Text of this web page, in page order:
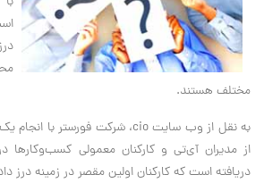
مختلف هستند.
از مدیران آی‌تی و کارکنان معمولی کسب‌وکار‌ها
دریافته است که کارکنان اولین مقصر در زمینه درز